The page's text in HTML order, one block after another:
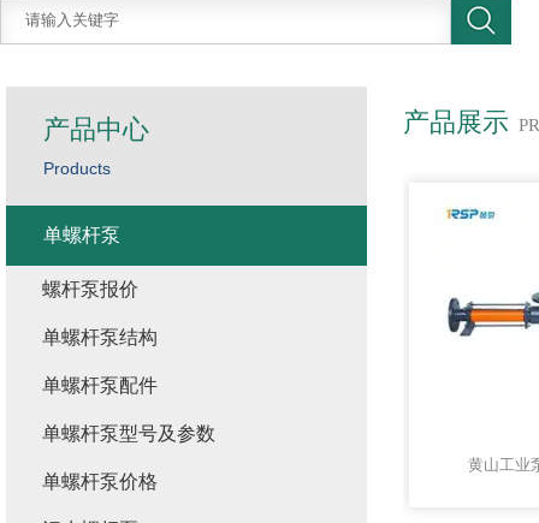
产品展示
黄山工业
产品中心
Products
单螺杆泵
螺杆泵报价
单螺杆泵结构
单螺杆泵配件
单螺杆泵型号及参数
单螺杆泵价格